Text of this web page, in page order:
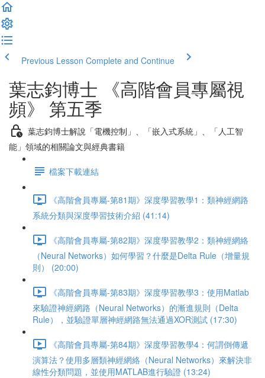
Previous Lesson Complete and Continue
葉志鈞博士 《高階會員專屬視
頻》 第五季
葉志鈞博士解說「電機控制」、「嵌入式系統」、「人工智
能」領域的相關論文與經典書籍
檔案下載連結
《高階會員專屬-第81期》深度學習教學1：類神經網路
系統分類與深度學習技術介紹 (41:14)
《高階會員專屬-第82期》深度學習教學2：類神經網絡
（Neural Networks）如何學習？什麼是Delta Rule（增量規
則） (20:00)
《高階會員專屬-第83期》深度學習教學3：使用Matlab
來驗證神經網路（Neural Networks）的漸進規則（Delta
Rule），並驗證單層神經網路無法通過XOR測試 (17:30)
《高階會員專屬-第84期》深度學習教學4：何謂倒傳遞
演算法？使用多層類神經網絡（Neural Networks）來解決非
線性分類問題，並使用MATLAB進行驗證 (13:24)